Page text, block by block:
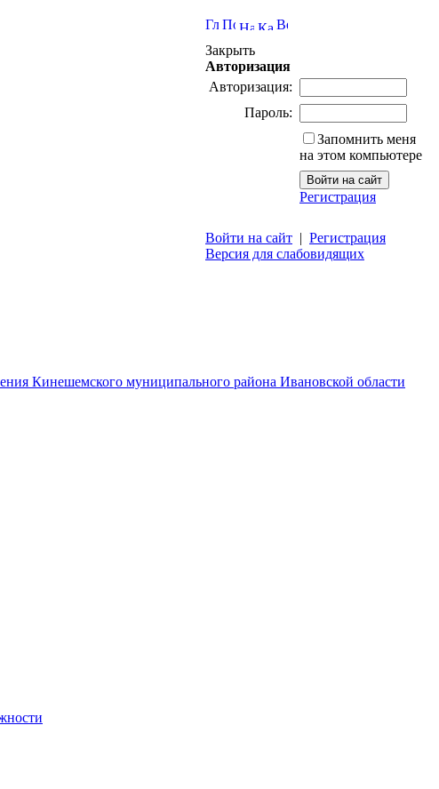
Закрыть
Авторизация
Авторизация:
Пароль:
Запомнить меня
на этом компьютере
Регистрация
Войти на сайт | Регистрация
Версия для слабовидящих
Кинешемского муниципального района Ивановской области